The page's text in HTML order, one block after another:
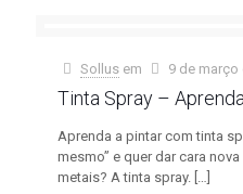
Sollus em 9 de março
Tinta Spray –
Aprenda a pintar com tinta
mesmo” e quer dar cara
metais? A tinta spray. […]